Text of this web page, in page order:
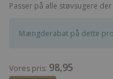
Passer på alle støvsugere
Mængderabat på dette
Vores pris: 98,95